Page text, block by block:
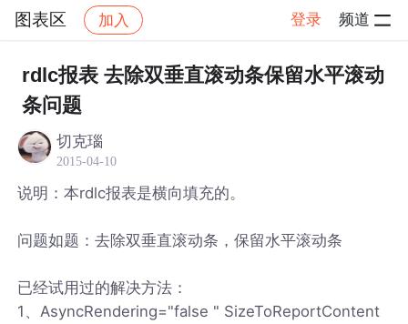
图表区 加入 登录 频道
社区 图表区 帖子详情
rdlc报表 去除双垂直滚动条保留水平滚动
条问题
切克瑙
2015-04-10
说明：本rdlc报表是横向填充的。
问题如题：去除双垂直滚动条，保留水平滚动条
已经试用过的解决方法：
1、AsyncRendering="false " SizeToReportContent